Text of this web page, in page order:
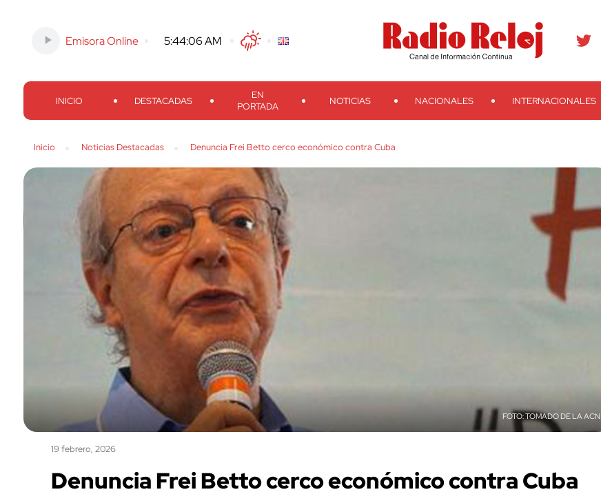
Emisora Online -5:44:07 AM TwitterFacebook
Threads
Instagram TelegramTeveo Ivoox RSS Search
INICIO DESTACADAS
EN
PORTADA
NOTICIAS NACIONALES INTERNACIONALES
Inicio Noticias Destacadas Denuncia Frei Betto cerco económico contra Cuba
TOMADO DE LA ACN
19 febrero, 2026
Denuncia Frei Betto cerco económico contra Cuba